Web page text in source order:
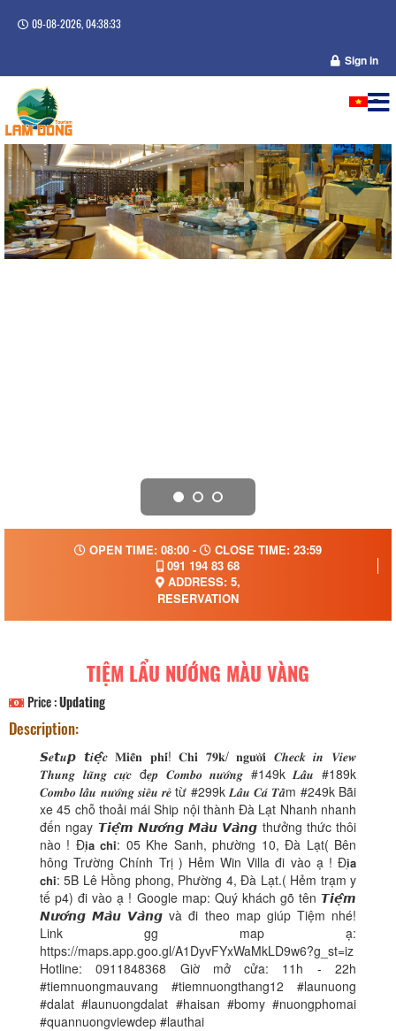
09-08-2026, 04:38:34
Sign in
OPEN TIME: 08:00 -
CLOSE TIME: 23:59
091 194 83 68
ADDRESS: 5,
RESERVATION
TIỆM LẨU NƯỚNG MÀU VÀNG
Price :Updating
Description:
𝙎𝒆𝙩𝒖𝙥 𝙩𝒊𝙚̣̂𝒄 𝐌𝐢𝐞̂̃𝐧 𝐩𝐡𝐢́! 𝐂𝐡𝐢̉ 𝟕𝟗𝐤/ 𝐧𝐠𝐮̛𝐨̛̀𝐢 𝑪𝒉𝒆𝒄𝒌 𝒊𝒏 𝑽𝒊𝒆𝒘
𝑻𝒉𝒖𝒏𝒈 𝒍𝒖̃𝒏𝒈 𝒄𝒖̛̣𝒄 đ𝒆̣𝒑 𝑪𝒐𝒎𝒃𝒐 𝒏𝒖̛𝒐̛́𝒏𝒈 #149k 𝑳𝒂̂̉𝒖 #189k
𝑪𝒐𝒎𝒃𝒐 𝒍𝒂̂̉𝒖 𝒏𝒖̛𝒐̛́𝒏𝒈 𝒔𝒊𝒆̂𝒖 𝒓𝒆̉ từ #299k 𝑳𝒂̂̉𝒖 𝑪𝒂́ 𝑻𝒂̂̀m #249k Bãi
xe 45 chỗ thoải mái Ship nội thành Đà Lạt Nhanh nhanh
đến ngay 𝙏𝙞𝙚̣̂𝙢 𝙉𝙪̛𝙤̛́𝙣𝙜 𝙈𝙖̀𝙪 𝙑𝙖̀𝙣𝙜 thưởng thức thôi
nào ! Đ𝗶̣𝗮 𝗰𝗵𝗶̉: 05 Khe Sanh, phường 10, Đà Lạt( Bên
hông Trường Chính Trị ) Hẻm Win Villa đi vào ạ ! Đ𝗶̣𝗮
𝗰𝗵𝗶̉: 5B Lê Hồng phong, Phường 4, Đà Lạt.( Hẻm trạm y
tế p4) đi vào ạ ! Google map: Quý khách gõ tên 𝙏𝙞𝙚̣̂𝙢
𝙉𝙪̛𝙤̛́𝙣𝙜 𝙈𝙖̀𝙪 𝙑𝙖̀𝙣𝙜 và đi theo map giúp Tiệm nhé!
Link gg map ạ:
https://maps.app.goo.gl/A1DyvFYxWaMkLD9w6?g_st=iz
Hotline: 0911848368 Giờ mở cửa: 11h - 22h
#tiemnuongmauvang #tiemnuongthang12 #launuong
#dalat #launuongdalat #haisan #bomy #nuongphomai
#quannuongviewdep #lauthai